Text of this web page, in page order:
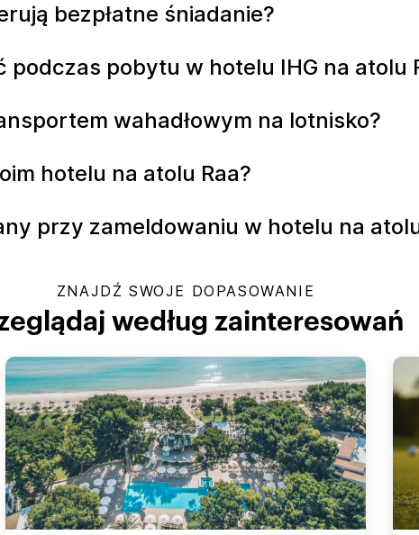
bezpłatne śniadanie?
pobytu w hotelu IHG na atolu
wahadłowym na lotnisko?
hotelu na atolu Raa?
przy zameldowaniu w hotelu na
ZNAJDŹ SWOJE DOPASOWANIE
według zainteresowań